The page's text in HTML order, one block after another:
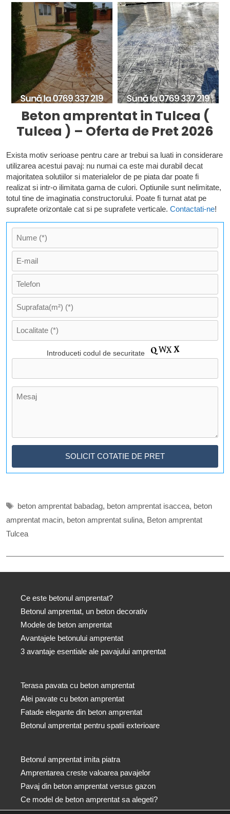
Beton amprentat in Tulcea (
Tulcea ) – Oferta de Pret 2026
Exista motiv serioase pentru care ar trebui sa luati in considerare
utilizarea acestui pavaj: nu numai ca este mai durabil decat
majoritatea solutiilor si materialelor de pe piata dar poate fi
realizat si intr-o ilimitata gama de culori. Optiunile sunt nelimitate,
totul tine de imaginatia constructorului. Poate fi turnat atat pe
suprafete orizontale cat si pe suprafete verticale. Contactati-ne!
Introduceti codul de securitate
Etichete
beton amprentat babadag, beton amprentat isaccea, beton
amprentat macin, beton amprentat sulina, Beton amprentat
Tulcea
Ce este betonul amprentat?
Betonul amprentat, un beton decorativ
Modele de beton amprentat
Avantajele betonului amprentat
3 avantaje esentiale ale pavajului amprentat
Terasa pavata cu beton amprentat
Alei pavate cu beton amprentat
Fatade elegante din beton amprentat
Betonul amprentat pentru spatii exterioare
Betonul amprentat imita piatra
Amprentarea creste valoarea pavajelor
Pavaj din beton amprentat versus gazon
Ce model de beton amprentat sa alegeti?